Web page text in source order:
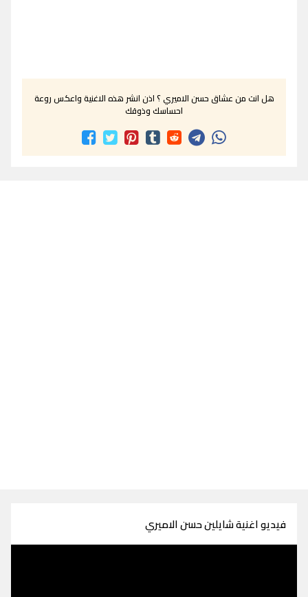
هل انت من عشاق حسن الاميري ؟ اذن انشر هذه الاغنية واعكس روعة
احساسك وذوقك
فيديو اغنية شايلين حسن الاميري